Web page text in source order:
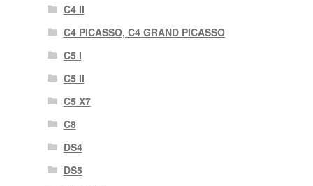
C4 II
C4 PICASSO, C4 GRAND PICASSO
C5 I
C5 II
C5 X7
C8
DS4
DS5